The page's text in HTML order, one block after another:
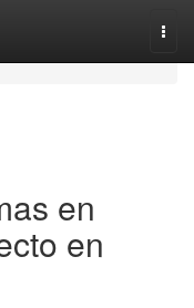
en
en